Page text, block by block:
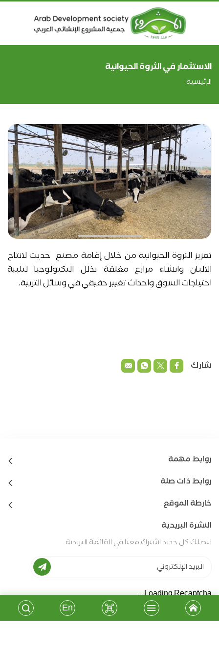
En
الاستثمار في الثروة الحيوانية
الرئيسية
تعزيز الثروة الحيوانية من خلال إقامة مصنع حديث لانتاج
الالبان وانشاء مزارع مغلقة تذلل التكنولوجيا لتلبية
احتياجات السوق واحداث تغيير حقيقي في وسائل التربية.
شارك
روابط مهمة
روابط ذات صلة
خارطة الموقع
النشرة البريدية
ليصلك كل جديد اشترك معنا في القائمة البريدية
Loading Recaptcha...